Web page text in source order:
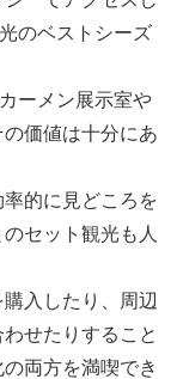
のベストシーズ
ーメン展示室や
価値は十分にあ
的に見どころを
セット観光も人
入したり、周辺
せたりすること
両方を満喫でき